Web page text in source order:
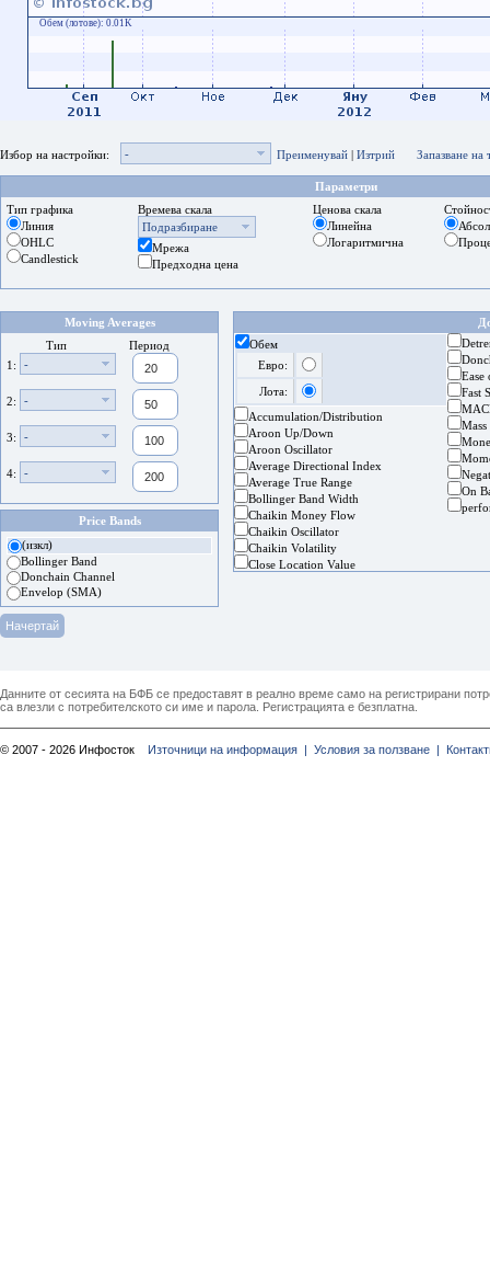
Обем (лотове): 0.01K
Избор на настройки: - Преименувай | Изтрий Запазване на
Параметри
Тип графика
Линия
OHLC
Candlestick
Времева скала
Подразбиране
Мрежа
Предходна цена
Ценова скала
Линейна
Логаритмична
Moving Averages
Тип
Период
1:
-
2: -
3: -
4: -
Price Bands
(изкл)
Bollinger Band
Donchain Channel
Envelop (SMA)
Обем
Евро:
Лота:
Accumulation/Distribution
Aroon Up/Down
Aroon Oscillator
Average Directional Index
Average True Range
Bollinger Band Width
Chaikin Money Flow
Chaikin Oscillator
Chaikin Volatility
Close Location Value
Ease
Fast
On
Данните от сесията на БФБ се предоставят в реално време само на регистрирани
са влезли с потребителското си име и парола. Регистрацията е безплатна.
© 2007 - 2026 Инфосток Източници на информация | Условия за ползване |